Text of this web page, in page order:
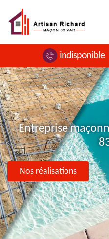
indisponible
Entreprise
Nos réalisations